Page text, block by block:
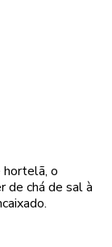
hortelã, o
de chá de sal à